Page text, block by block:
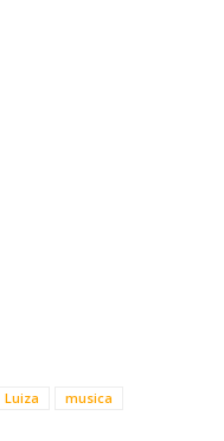
Luiza musica